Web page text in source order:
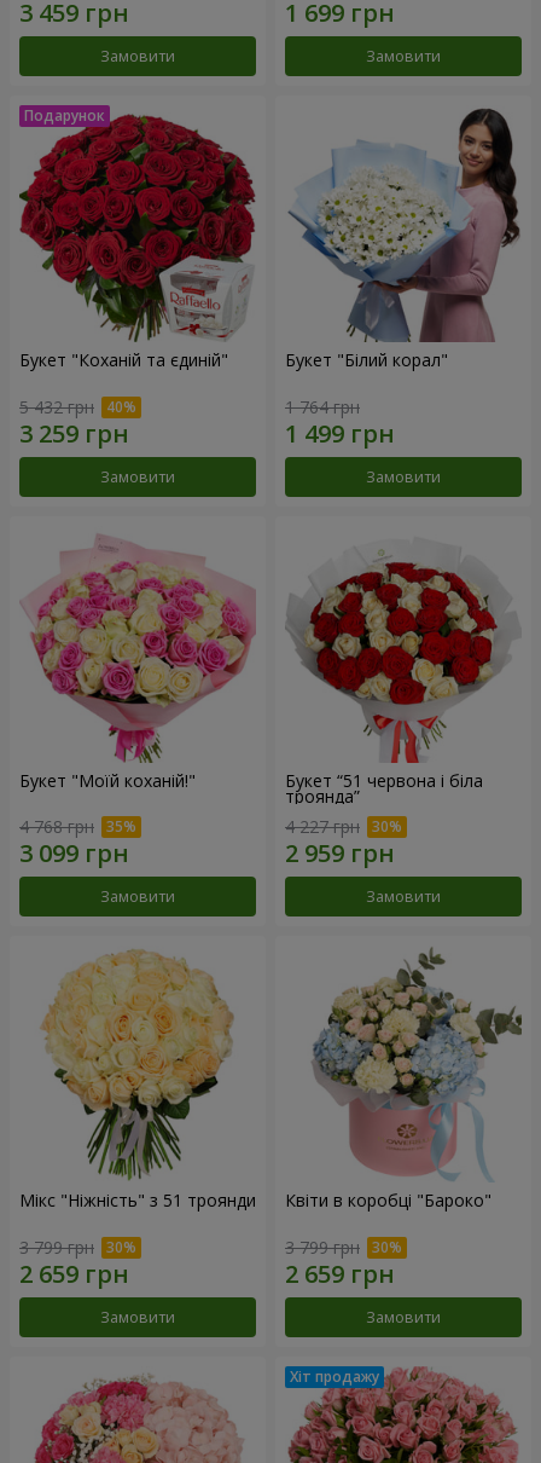
Замовити Замовити
Букет "Коханій та єдиній"
5 432 грн
Замовити
Букет "Білий корал"
1 764 грн
Замовити
Букет "Моїй коханій!"
4 768 грн
Замовити
Букет “51 червона і біла
троянда”
4 227 грн
Замовити
Мікс "Ніжність" з 51 троянди
3 799 грн
Замовити
Квіти в коробці "Бароко"
3 799 грн
Замовити